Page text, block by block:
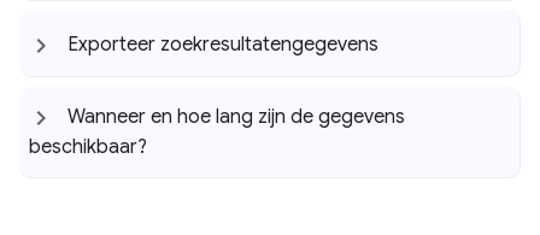
Exporteer zoekresultatengegevens
Wanneer en hoe lang zijn de gegevens
beschikbaar?